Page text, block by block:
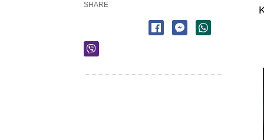
SHARE